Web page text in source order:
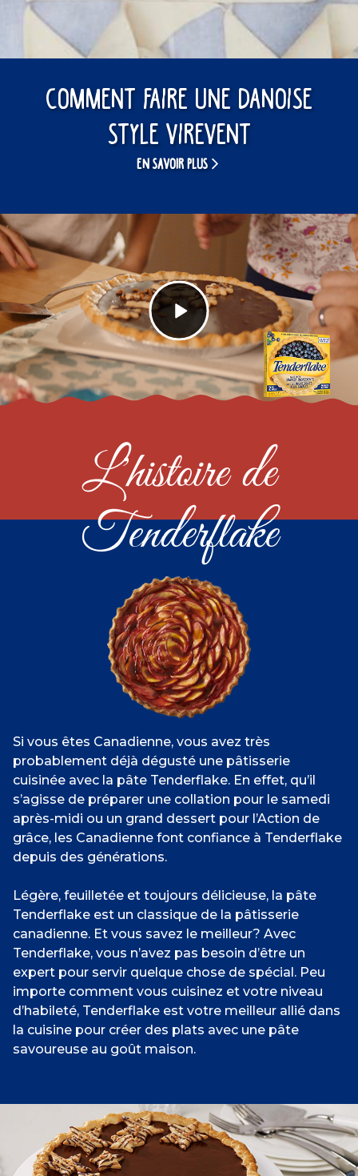
Comment faire une danoise
style virevent
EN SAVOIR PLUS
L'histoire de
Tenderflake
Si vous êtes Canadienne, vous avez très
probablement déjà dégusté une pâtisserie
cuisinée avec la pâte Tenderflake. En effet, qu’il
s’agisse de préparer une collation pour le samedi
après-midi ou un grand dessert pour l’Action de
grâce, les Canadienne font confiance à Tenderflake
depuis des générations.
Légère, feuilletée et toujours délicieuse, la pâte
Tenderflake est un classique de la pâtisserie
canadienne. Et vous savez le meilleur? Avec
Tenderflake, vous n’avez pas besoin d’être un
expert pour servir quelque chose de spécial. Peu
importe comment vous cuisinez et votre niveau
d’habileté, Tenderflake est votre meilleur allié dans
la cuisine pour créer des plats avec une pâte
savoureuse au goût maison.